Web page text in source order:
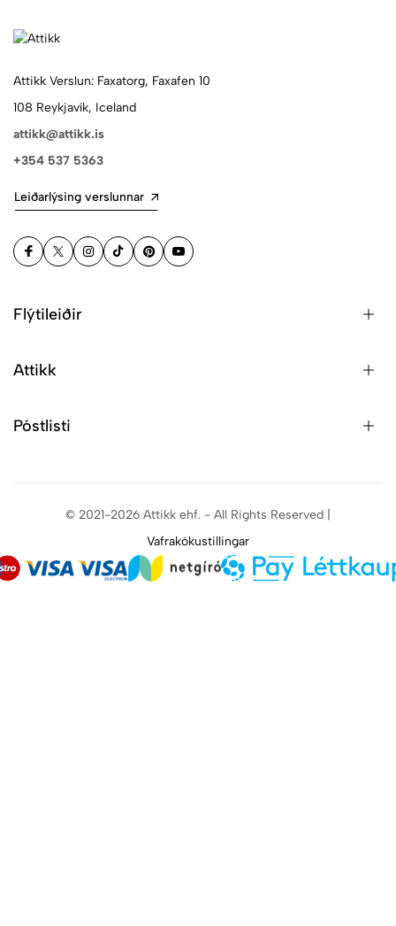
Attikk Verslun: Faxatorg, Faxafen 10
108 Reykjavík, Iceland
attikk@attikk.is
+354 537 5363
Leiðarlýsing verslunnar
Flýtileiðir
Attikk
Póstlisti
© 2021-2026 Attikk ehf. - All Rights Reserved |
Vafrakökustillingar